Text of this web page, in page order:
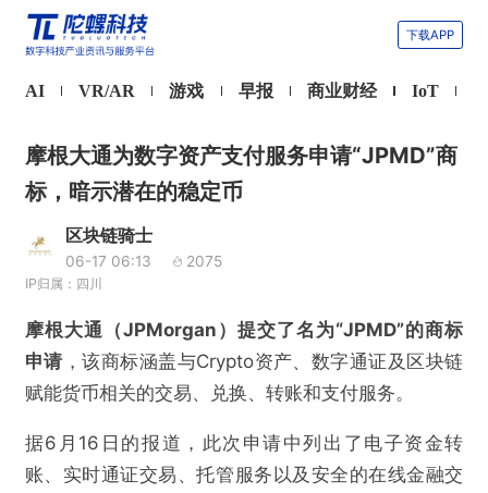
下载APP
AI VR/AR 游戏 早报 商业财经 IoT
摩根大通为数字资产支付服务申请“JPMD”商
标，暗示潜在的稳定币
区块链骑士
06-17 06:13 2075
IP归属：四川
摩根大通（JPMorgan）提交了名为“JPMD”的商标
申请 ，该商标涵盖与Crypto资产、数字通证及区块链
赋能货币相关的交易、兑换、转账和支付服务。
据6月16日的报道，此次申请中列出了电子资金转
账、实时通证交易、托管服务以及安全的在线金融交